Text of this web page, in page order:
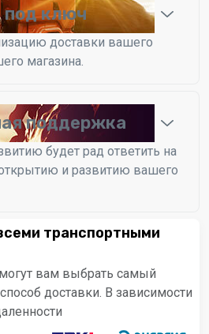
под ключ
доставки вашего
магазина.
поддержка
будет рад ответить на
и развитию вашего
транспортными
вам выбрать самый
доставки. В зависимости